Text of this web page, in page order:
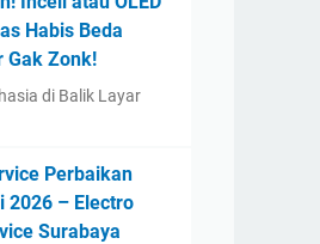
Habis Beda
Gak Zonk!
di Balik Layar
Perbaikan
2026 – Electro
Surabaya